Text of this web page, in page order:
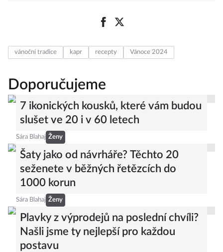
vánoční tradice kapr recepty Vánoce 2024
Doporučujeme
7 ikonických kousků, které vám budou
slušet ve 20 i v 60 letech
Sára Blahaj Ženy
Šaty jako od návrháře? Těchto 20
seženete v běžných řetězcích do
1000 korun
Sára Blahaj Ženy
Plavky z výprodejů na poslední chvíli?
Našli jsme ty nejlepší pro každou
postavu